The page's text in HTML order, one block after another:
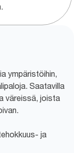
ympäristöihin,
Saatavilla
väreissä, joista
ja